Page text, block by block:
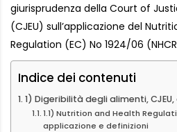
giurisprudenza della Court of
(CJEU) sull’applicazione del
Regulation (EC) No 1924/06
Indice dei contenuti
1) Digeribilità degli alimenti,
1.1) Nutrition and Health
applicazione e definizioni